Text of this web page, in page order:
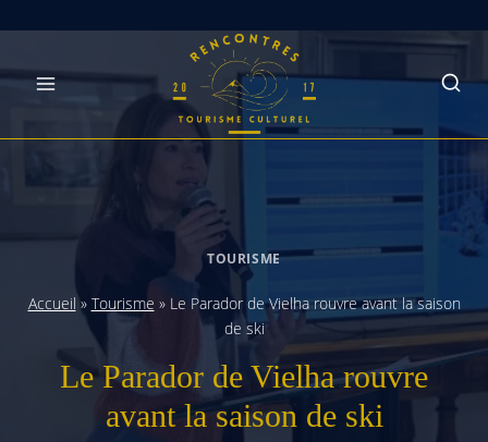
to
TOURISME
Accueil » Tourisme » Le Parador de Vielha rouvre avant la saison
de ski
Le Parador de Vielha rouvre
avant la saison de ski